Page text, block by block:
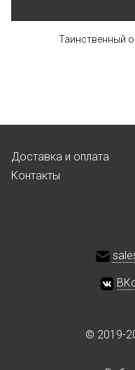
Таинственный
Доставка и оплата
Контакты
© 2019-